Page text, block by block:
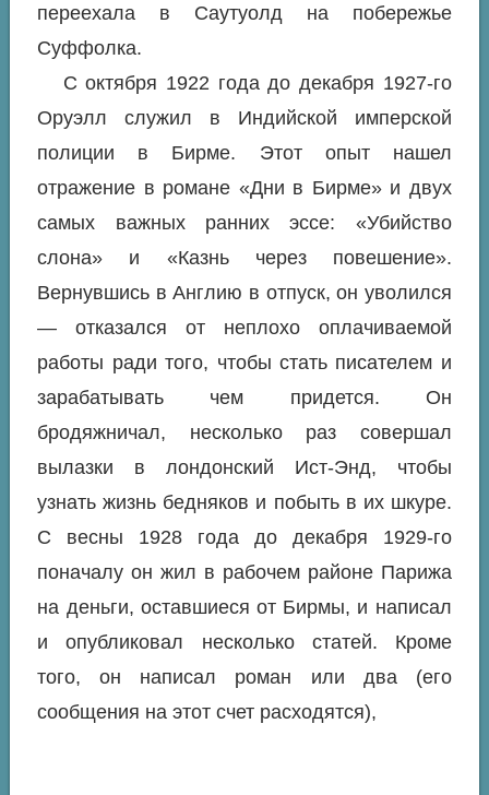
переехала в Саутуолд на побережье
Суффолка.
С октября 1922 года до декабря 1927-го
Оруэлл служил в Индийской имперской
полиции в Бирме. Этот опыт нашел
отражение в романе «Дни в Бирме» и двух
самых важных ранних эссе: «Убийство
слона» и «Казнь через повешение».
Вернувшись в Англию в отпуск, он уволился
— отказался от неплохо оплачиваемой
работы ради того, чтобы стать писателем и
зарабатывать чем придется. Он
бродяжничал, несколько раз совершал
вылазки в лондонский Ист-Энд, чтобы
узнать жизнь бедняков и побыть в их шкуре.
С весны 1928 года до декабря 1929-го
поначалу он жил в рабочем районе Парижа
на деньги, оставшиеся от Бирмы, и написал
и опубликовал несколько статей. Кроме
того, он написал роман или два (его
сообщения на этот счет расходятся),